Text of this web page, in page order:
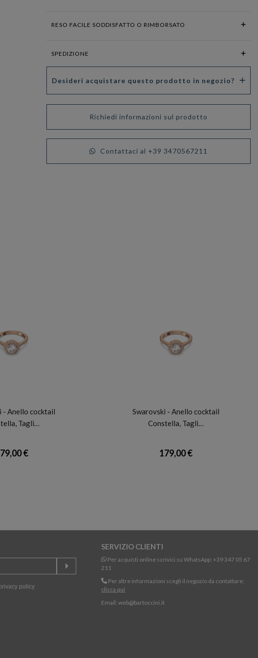
RESO FACILE SODDISFATTO O RIMBORSATO
SPEDIZIONE
Desideri acquistare questo prodotto in negozio?
Richiedi informazioni sul prodotto
Contattaci al +39 3470567211
- Anello cocktail
Tagli…
€
Swarovski - Anello cocktail
Constella, Tagli…
179,00 €
policy
SERVIZIO CLIENTI
Per acquisti online scrivici su WhatsApp: +39 347 05 67
211
Per altre informazioni scegli il negozio da contattare:
clicca qui
Email: web@bartoccini.it